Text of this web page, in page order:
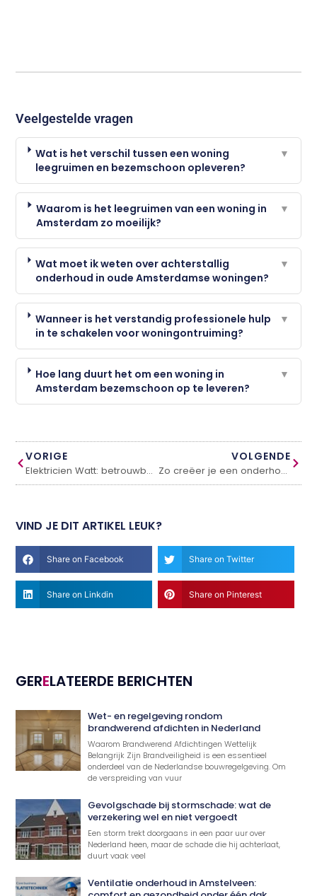
Veelgestelde vragen
Wat is het verschil tussen een woning
leegruimen en bezemschoon opleveren?
▼
Waarom is het leegruimen van een woning in
Amsterdam zo moeilijk?
▼
Wat moet ik weten over achterstallig
onderhoud in oude Amsterdamse woningen?
▼
Wanneer is het verstandig professionele hulp
in te schakelen voor woningontruiming?
▼
Hoe lang duurt het om een woning in
Amsterdam bezemschoon op te leveren?
▼
VORIGE
Elektricien Watt: betrouwbare elektrotechniek onder één merk
VOLGENDE
Zo creëer je een onderhoudsarme tuin!
VIND JE DIT ARTIKEL LEUK?
Share on Facebook Share on Twitter
Share on Linkdin Share on Pinterest
GERELATEERDE BERICHTEN
Wet- en regelgeving rondom
brandwerend afdichten in Nederland
Waarom Brandwerend Afdichtingen Wettelijk
Belangrijk Zijn Brandveiligheid is een essentieel
onderdeel van de Nederlandse bouwregelgeving. Om
de verspreiding van vuur
Gevolgschade bij stormschade: wat de
verzekering wel en niet vergoedt
Een storm trekt doorgaans in een paar uur over
Nederland heen, maar de schade die hij achterlaat,
duurt vaak veel
Ventilatie onderhoud in Amstelveen: